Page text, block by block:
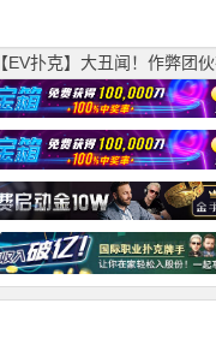
【EV扑克】大丑闻！作弊团伙在PokerBros平